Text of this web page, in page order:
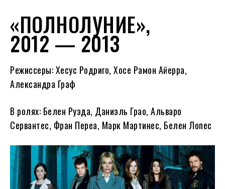
«ПОЛНОЛУНИЕ»,
2012 — 2013
Режиссеры: Хесус Родриго, Хосе Рамон Айерра,
Александра Граф
В ролях: Белен Руэда, Даниэль Грао, Альваро
Сервантес, Фран Переа, Марк Мартинес, Белен Лопес